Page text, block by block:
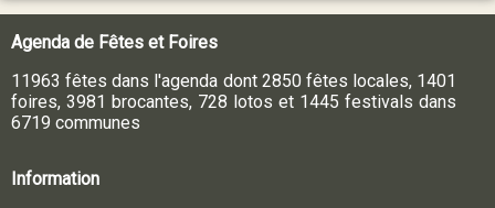
Agenda de Fêtes et Foires
11963 fêtes dans l'agenda dont 2850 fêtes locales, 1401
foires, 3981 brocantes, 728 lotos et 1445 festivals dans
6719 communes
Information